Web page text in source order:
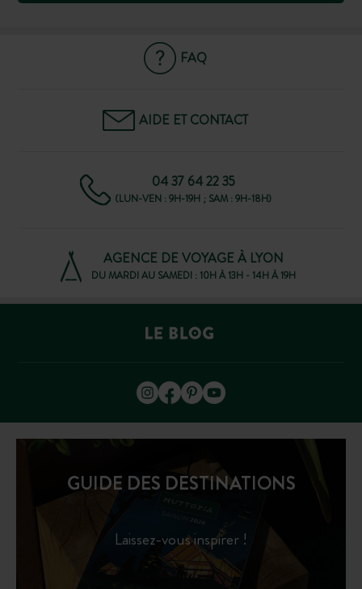
FAQ
AIDE ET CONTACT
04 37 64 22 35
(LUN-VEN : 9H-19H ; SAM : 9H-18H)
AGENCE DE VOYAGE À LYON
DU MARDI AU SAMEDI : 10H À 13H - 14H À 19H
GUIDE DES DESTINATIONS
Laissez-vous inspirer !